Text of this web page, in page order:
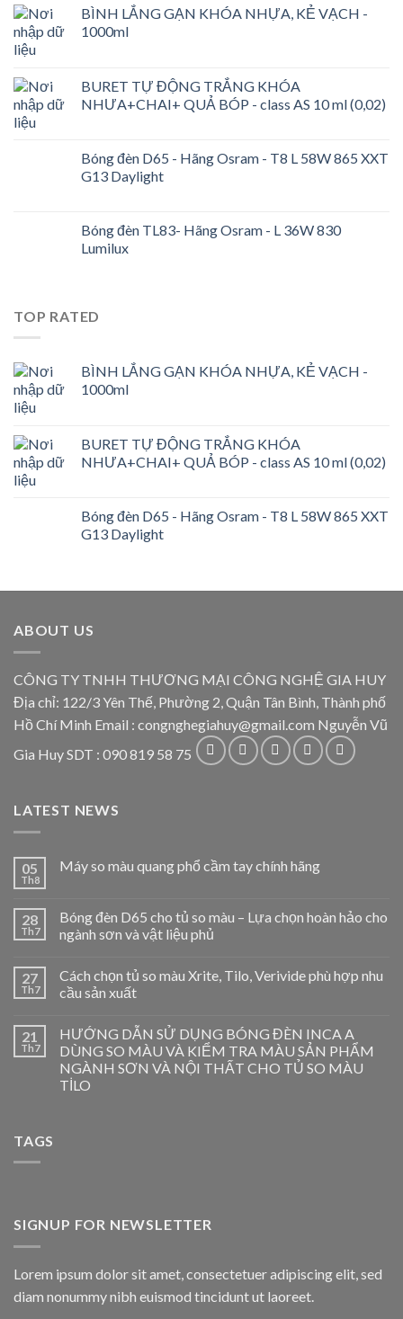
BÌNH LẮNG GẠN KHÓA NHỰA, KẺ VẠCH -
1000ml
BURET TỰ ĐỘNG TRẮNG KHÓA
NHƯA+CHAI+ QUẢ BÓP - class AS 10 ml (0,02)
Bóng đèn D65 - Hãng Osram - T8 L 58W 865 XXT
G13 Daylight
Bóng đèn TL83- Hãng Osram - L 36W 830
Lumilux
TOP RATED
BÌNH LẮNG GẠN KHÓA NHỰA, KẺ VẠCH -
1000ml
BURET TỰ ĐỘNG TRẮNG KHÓA
NHƯA+CHAI+ QUẢ BÓP - class AS 10 ml (0,02)
Bóng đèn D65 - Hãng Osram - T8 L 58W 865 XXT
G13 Daylight
ABOUT US
CÔNG TY TNHH THƯƠNG MẠI CÔNG NGHỆ GIA HUY
Địa chỉ: 122/3 Yên Thế, Phường 2, Quận Tân Bình, Thành phố
Hồ Chí Minh Email : congnghegiahuy@gmail.com Nguyễn Vũ
Gia Huy SDT : 090 819 58 75
LATEST NEWS
05
Th8
Máy so màu quang phổ cầm tay chính hãng
28
Th7
Bóng đèn D65 cho tủ so màu – Lựa chọn hoàn hảo cho
ngành sơn và vật liệu phủ
27
Th7
Cách chọn tủ so màu Xrite, Tilo, Verivide phù hợp nhu
cầu sản xuất
21
Th7
HƯỚNG DẪN SỬ DỤNG BÓNG ĐÈN INCA A
DÙNG SO MÀU VÀ KIỂM TRA MÀU SẢN PHẨM
NGÀNH SƠN VÀ NỘI THẤT CHO TỦ SO MÀU
TİLO
TAGS
SIGNUP FOR NEWSLETTER
Lorem ipsum dolor sit amet, consectetuer adipiscing elit, sed
diam nonummy nibh euismod tincidunt ut laoreet.